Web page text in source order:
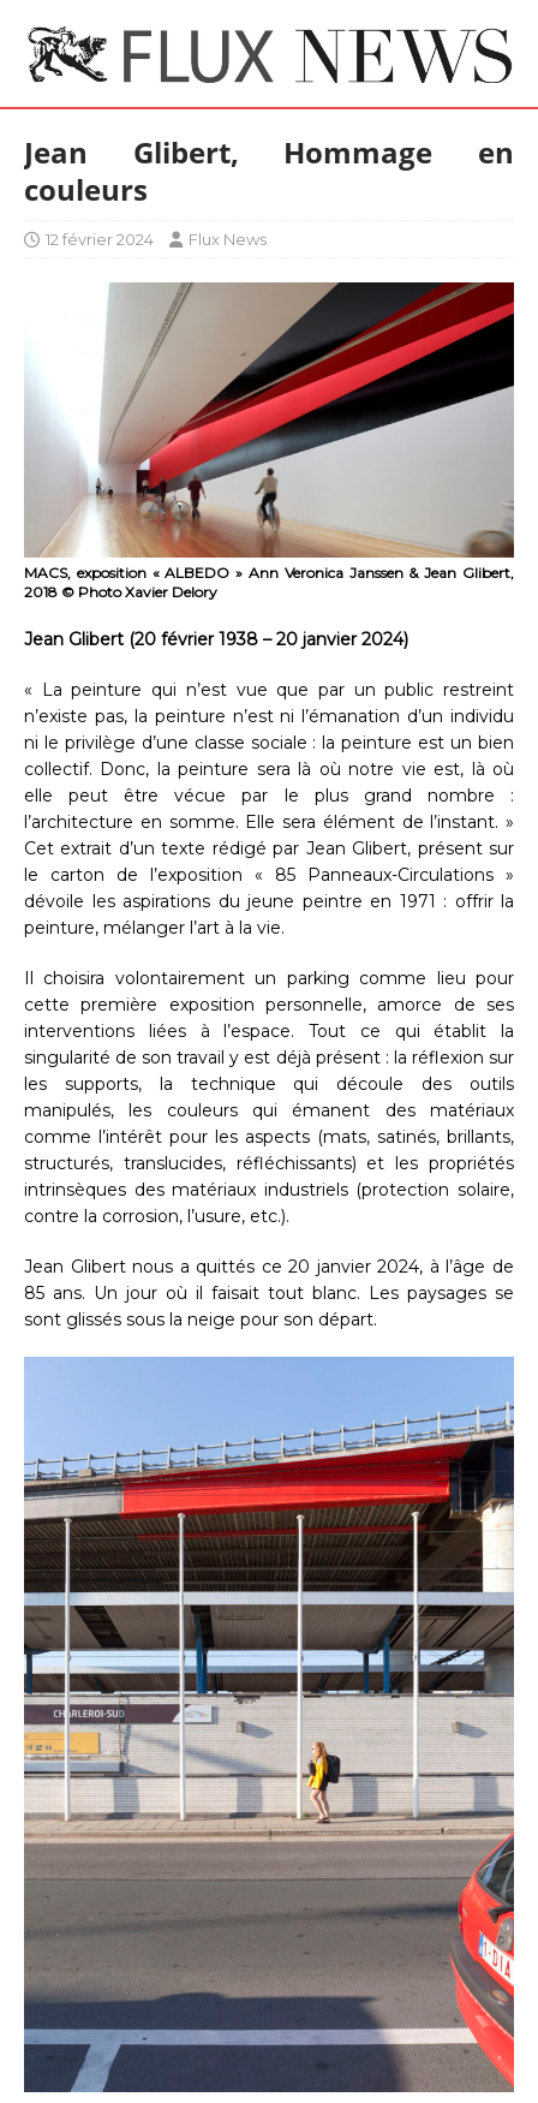
Jean Glibert, Hommage en
couleurs
12 février 2024 Flux News
MACS, exposition « ALBEDO » Ann Veronica Janssen & Jean Glibert,
2018 © Photo Xavier Delory
Jean Glibert (20 février 1938 – 20 janvier 2024)
« La peinture qui n’est vue que par un public restreint
n’existe pas, la peinture n’est ni l’émanation d’un individu
ni le privilège d’une classe sociale : la peinture est un bien
collectif. Donc, la peinture sera là où notre vie est, là où
elle peut être vécue par le plus grand nombre :
l’architecture en somme. Elle sera élément de l’instant. »
Cet extrait d’un texte rédigé par Jean Glibert, présent sur
le carton de l’exposition « 85 Panneaux-Circulations »
dévoile les aspirations du jeune peintre en 1971 : offrir la
peinture, mélanger l’art à la vie.
Il choisira volontairement un parking comme lieu pour
cette première exposition personnelle, amorce de ses
interventions liées à l’espace. Tout ce qui établit la
singularité de son travail y est déjà présent : la réflexion sur
les supports, la technique qui découle des outils
manipulés, les couleurs qui émanent des matériaux
comme l’intérêt pour les aspects (mats, satinés, brillants,
structurés, translucides, réfléchissants) et les propriétés
intrinsèques des matériaux industriels (protection solaire,
contre la corrosion, l’usure, etc.).
Jean Glibert nous a quittés ce 20 janvier 2024, à l’âge de
85 ans. Un jour où il faisait tout blanc. Les paysages se
sont glissés sous la neige pour son départ.